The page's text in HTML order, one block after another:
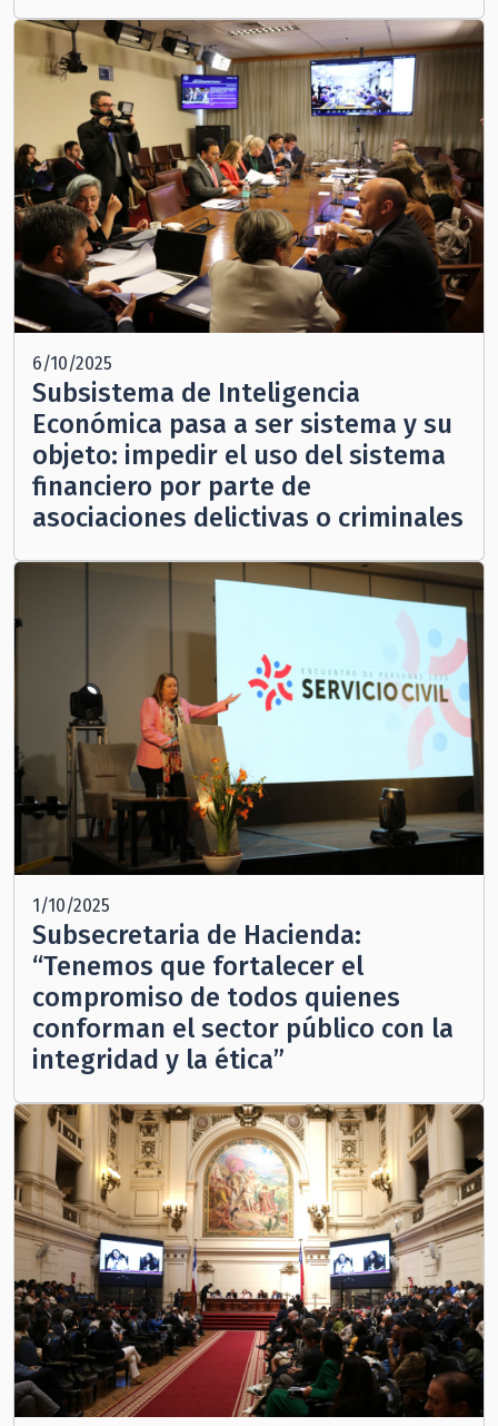
6/10/2025
Subsistema de Inteligencia
Económica pasa a ser sistema y su
objeto: impedir el uso del sistema
financiero por parte de
asociaciones delictivas o criminales
1/10/2025
Subsecretaria de Hacienda:
“Tenemos que fortalecer el
compromiso de todos quienes
conforman el sector público con la
integridad y la ética”